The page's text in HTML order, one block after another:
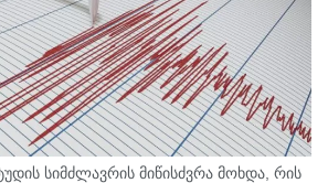
სიმძლავრის მიწისძვრა მოხდა, რის